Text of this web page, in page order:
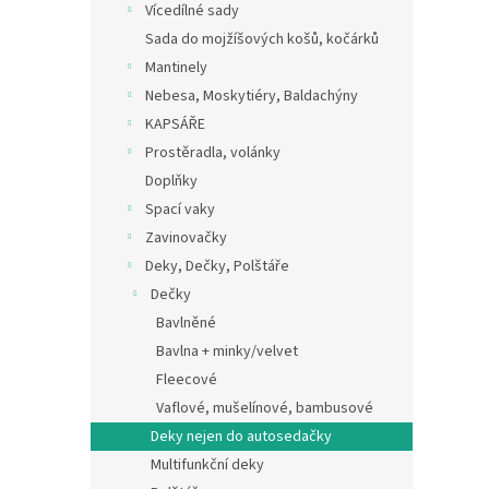
Vícedílné sady
Sada do mojžíšových košů, kočárků
Mantinely
Nebesa, Moskytiéry, Baldachýny
KAPSÁŘE
Prostěradla, volánky
Doplňky
Spací vaky
Zavinovačky
Deky, Dečky, Polštáře
Dečky
Bavlněné
Bavlna + minky/velvet
Fleecové
Vaflové, mušelínové, bambusové
Deky nejen do autosedačky
Multifunkční deky